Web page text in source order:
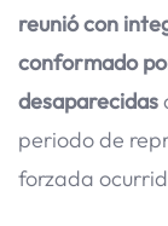
reunió con
conformado
desaparecidas
periodo de
forzada